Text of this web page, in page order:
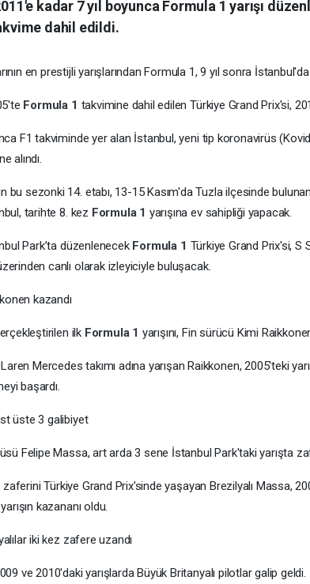
kadar 7 yıl boyunca Formula 1 yarışı
dahil edildi.
en prestijli yarışlarından Formula 1, 9 yıl sonra
Formula 1 takvimine dahil edilen Türkiye Grand Prix'si,
F1 takviminde yer alan İstanbul, yeni tip koronavirüs
alındı.
bu sezonki 14. etabı, 13-15 Kasım'da Tuzla ilçesinde
tarihte 8. kez Formula 1 yarışına ev sahipliği yapacak.
Park’ta düzenlenecek Formula 1 Türkiye Grand Prix'si, S
canlı olarak izleyiciyle buluşacak.
kazandı
ilk Formula 1 yarışını, Fin sürücü Kimi
Mercedes takımı adına yarışan Raikkonen, 2005'teki
başardı.
üste 3 galibiyet
Felipe Massa, art arda 3 sene İstanbul Park'taki yarışta
Türkiye Grand Prix'sinde yaşayan Brezilyalı Massa,
kazananı oldu.
iki kez zafere uzandı
ve 2010'daki yarışlarda Büyük Britanyalı pilotlar galip geldi.